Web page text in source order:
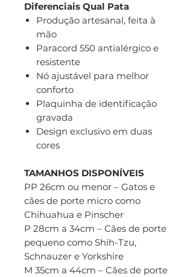
Diferenciais Qual Pata
Produção artesanal, feita à
mão
Paracord 550 antialérgico e
resistente
Nó ajustável para melhor
conforto
Plaquinha de identificação
gravada
Design exclusivo em duas
cores
TAMANHOS DISPONÍVEIS
PP 26cm ou menor – Gatos e
cães de porte micro como
Chihuahua e Pinscher
P 28cm a 34cm – Cães de porte
pequeno como Shih-Tzu,
Schnauzer e Yorkshire
M 35cm a 44cm – Cães de porte